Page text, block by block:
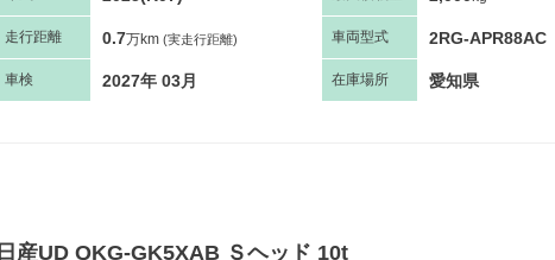
走行距離 0.7万km (実走行距離) 車両型式 2RG-APR88AC
車検 2027年 03月 在庫場所 愛知県
日産UD QKG-GK5XAB Ｓヘッド 10t